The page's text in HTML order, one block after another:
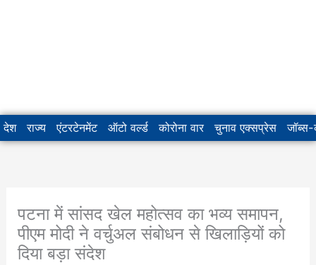
देश राज्य एंटरटेनमेंट ऑटो वर्ल्ड कोरोना वार चुनाव एक्सप्रेस जॉब्स-
पटना में सांसद खेल महोत्सव का भव्य समापन,
पीएम मोदी ने वर्चुअल संबोधन से खिलाड़ियों को
दिया बड़ा संदेश